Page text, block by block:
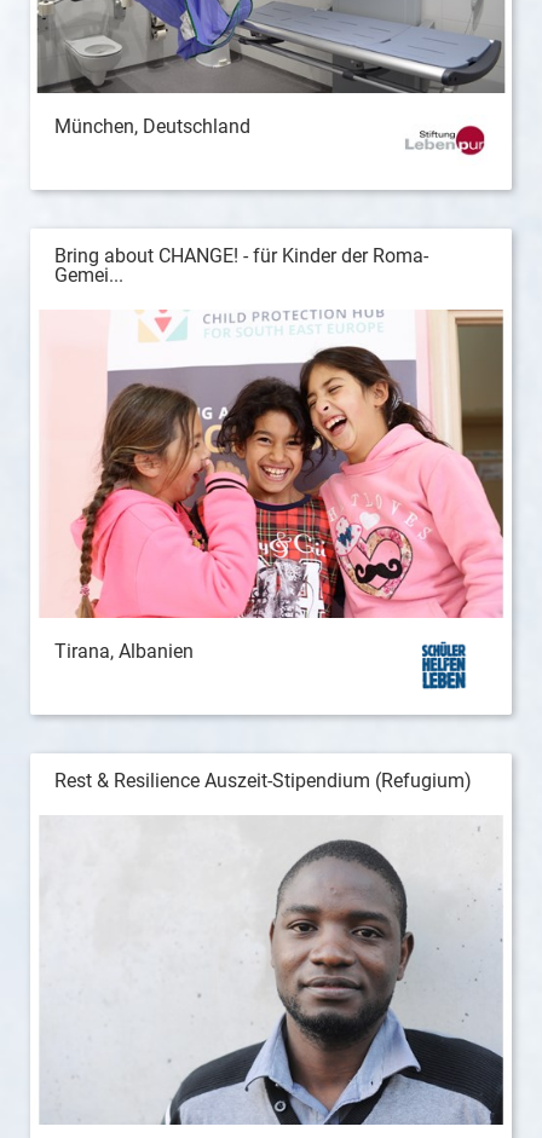
München, Deutschland
Bring about CHANGE! - für Kinder der Roma-
Gemei...
Tirana, Albanien
Rest & Resilience Auszeit-Stipendium (Refugium)